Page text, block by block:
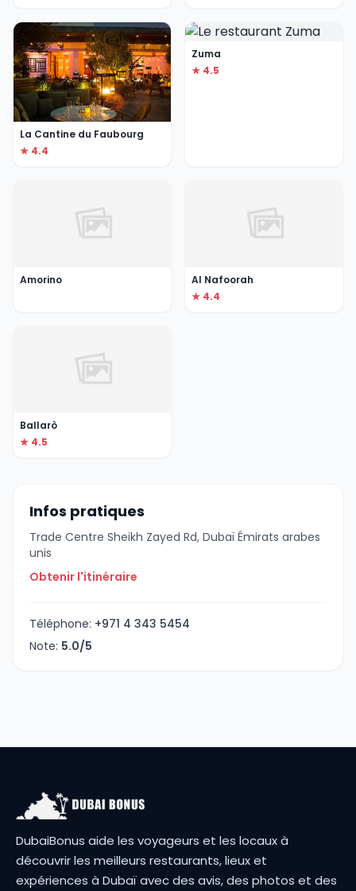
La Cantine du Faubourg
★ 4.4
Zuma
★ 4.5
Amorino
Al Nafoorah
★ 4.4
Ballarò
★ 4.5
Infos pratiques
Trade Centre Sheikh Zayed Rd, Dubaï Émirats arabes
unis
Obtenir l'itinéraire
Téléphone: +971 4 343 5454
Note: 5.0/5
DubaiBonus aide les voyageurs et les locaux à
découvrir les meilleurs restaurants, lieux et
expériences à Dubaï avec des avis, des photos et des